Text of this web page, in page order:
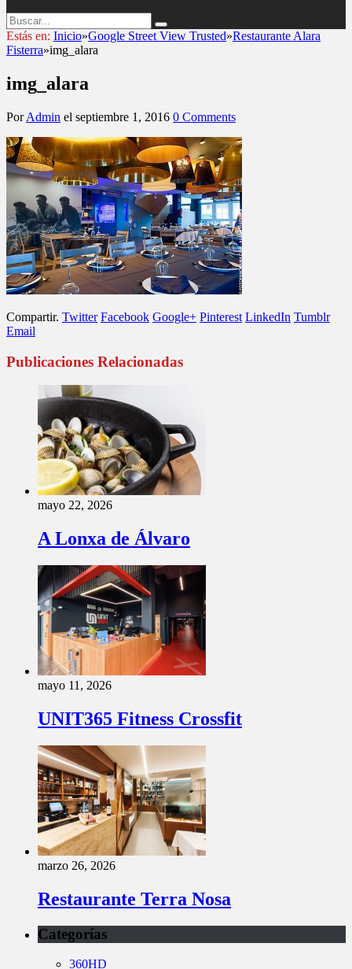
Estás en: Inicio»Google Street View Trusted»Restaurante Alara
Fisterra»img_alara
img_alara
PorAdmin el septiembre 1, 2016 0 Comments
Compartir. Twitter Facebook Google+ Pinterest LinkedIn Tumblr
Email
Publicaciones Relacionadas
mayo 22, 2026
A Lonxa de Álvaro
mayo 11, 2026
UNIT365 Fitness Crossfit
marzo 26, 2026
Restaurante Terra Nosa
Categorías
360HD